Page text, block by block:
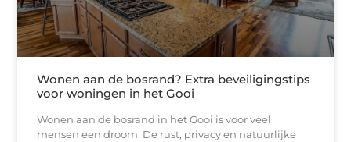
Wonen aan de bosrand? Extra beveiligingstips
voor woningen in het Gooi
Wonen aan de bosrand in het Gooi is voor veel
mensen een droom. De rust, privacy en natuurlijke